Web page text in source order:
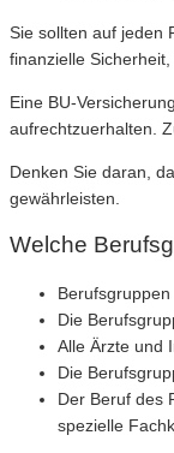
Sie sollten auf jeden
finanzielle
Eine BU-
aufrechtzuerhalten.
Denken Sie daran,
gewährleisten.
Welche
Die
Alle Ärzte und
Die
Der Beruf des
spezielle